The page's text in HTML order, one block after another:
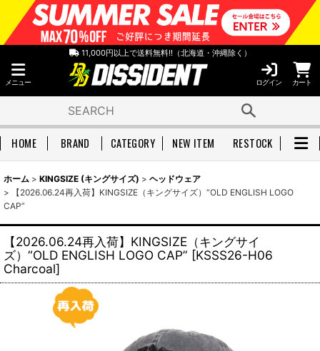
11,000円以上で送料無料!!（北海道・沖縄除く）
メニュー ログイン カート
HOME BRAND CATEGORY NEW ITEM RESTOCK
ホーム > KINGSIZE (キングサイズ) > ヘッドウェア
>
【2026.06.24再入荷】KINGSIZE（キングサイズ）“OLD ENGLISH LOGO
CAP”
【2026.06.24再入荷】KINGSIZE（キングサイ
ズ）“OLD ENGLISH LOGO CAP” [KSSS26-H06
Charcoal]